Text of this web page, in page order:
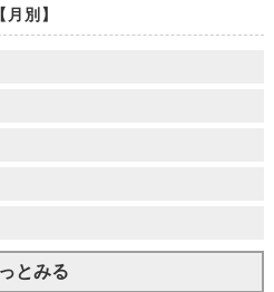
【月別】
とみる